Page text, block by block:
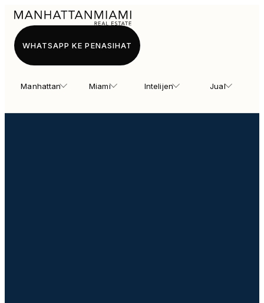
Manhattan Miami Intelijen Jual
WHATSAPP KE PENASIHAT